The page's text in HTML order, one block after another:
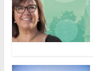
b
o
o
er